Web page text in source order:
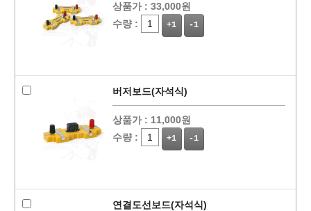
상품가 : 33,000원
수량 :
+1 -1
버저보드(자석식)
상품가 : 11,000원
수량 :
+1 -1
연결도선보드(자석식)